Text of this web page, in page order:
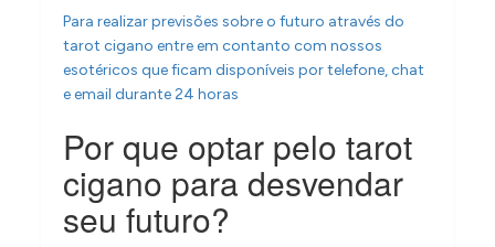
Para realizar previsões sobre o futuro através do
tarot cigano entre em contanto com nossos
esotéricos que ficam disponíveis por telefone, chat
e email durante 24 horas
Por que optar pelo tarot
cigano para desvendar
seu futuro?